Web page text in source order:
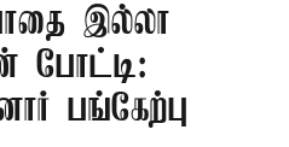
இல்லா
போட்டி:
பங்கேற்பு